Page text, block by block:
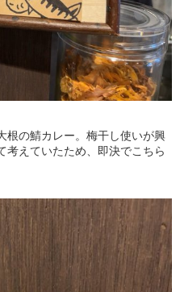
根の鯖カレー。梅干し使いが興
考えていたため、即決でこちら